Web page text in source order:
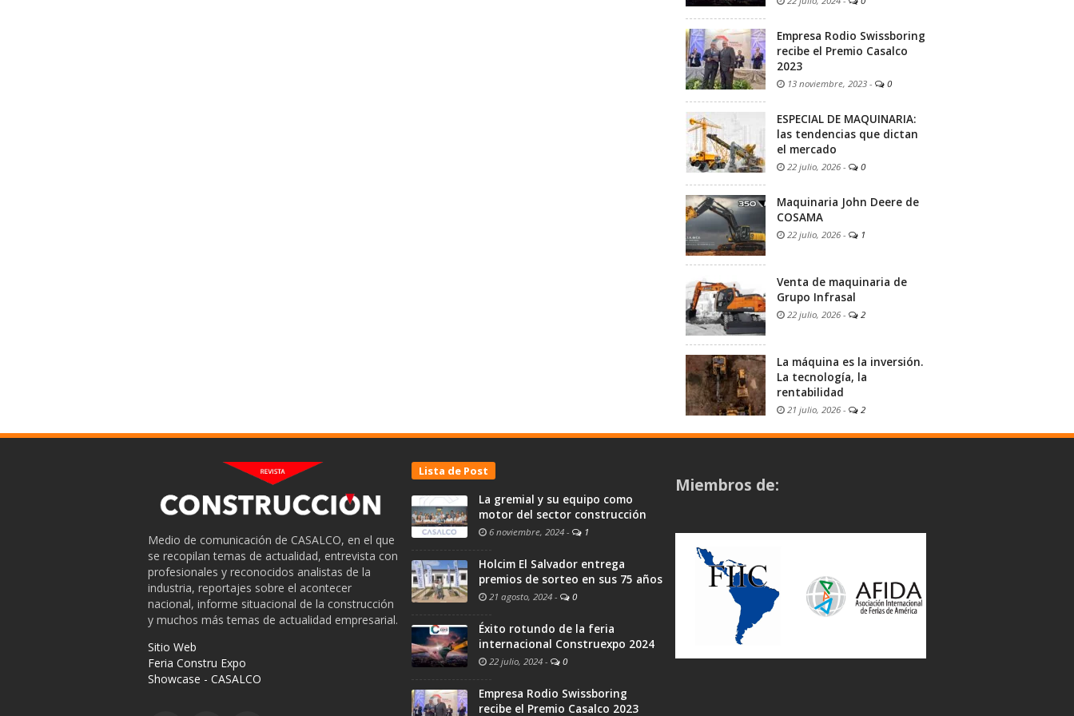
Empresa Rodio Swissboring
recibe el Premio Casalco
2023
13 noviembre, 2023 - 0
ESPECIAL DE MAQUINARIA:
las tendencias que dictan
el mercado
22 julio, 2026 - 0
Maquinaria John Deere de
COSAMA
22 julio, 2026 - 1
Venta de maquinaria de
Grupo Infrasal
22 julio, 2026 - 2
La máquina es la inversión.
La tecnología, la
rentabilidad
21 julio, 2026 - 2
Medio de comunicación de CASALCO, en el que
se recopilan temas de actualidad, entrevista con
profesionales y reconocidos analistas de la
industria, reportajes sobre el acontecer
nacional, informe situacional de la construcción
y muchos más temas de actualidad empresarial.
Sitio Web
Feria Constru Expo
Showcase - CASALCO
Lista de Post
La gremial y su equipo como
motor del sector construcción
6 noviembre, 2024 - 1
Holcim El Salvador entrega
premios de sorteo en sus 75 años
21 agosto, 2024 - 0
Éxito rotundo de la feria
internacional Construexpo 2024
22 julio, 2024 - 0
Empresa Rodio Swissboring
recibe el Premio Casalco 2023
Miembros de: